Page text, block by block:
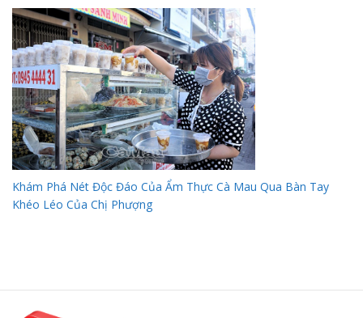
Khám Phá Nét Độc Đáo Của Ẩm Thực Cà Mau Qua Bàn Tay
Khéo Léo Của Chị Phượng